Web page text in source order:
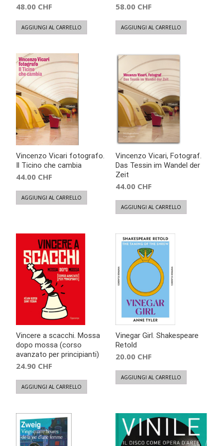
48.00 CHF
AGGIUNGI AL CARRELLO
58.00 CHF
AGGIUNGI AL CARRELLO
Vincenzo Vicari fotografo.
Il Ticino che cambia
44.00 CHF
AGGIUNGI AL CARRELLO
Vincenzo Vicari, Fotograf.
Das Tessin im Wandel der
Zeit
44.00 CHF
AGGIUNGI AL CARRELLO
Vincere a scacchi. Mossa
dopo mossa (corso
avanzato per principianti)
24.90 CHF
AGGIUNGI AL CARRELLO
Vinegar Girl. Shakespeare
Retold
20.00 CHF
AGGIUNGI AL CARRELLO